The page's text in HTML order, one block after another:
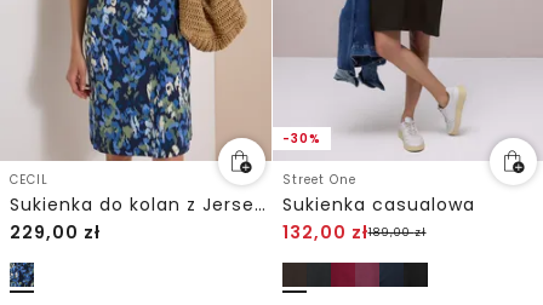
CECIL
Sukienka do kolan z Jersey z nadrukiem
229,00 zł
-30%
Street One
Sukienka casualowa
132,00 zł189,00zł